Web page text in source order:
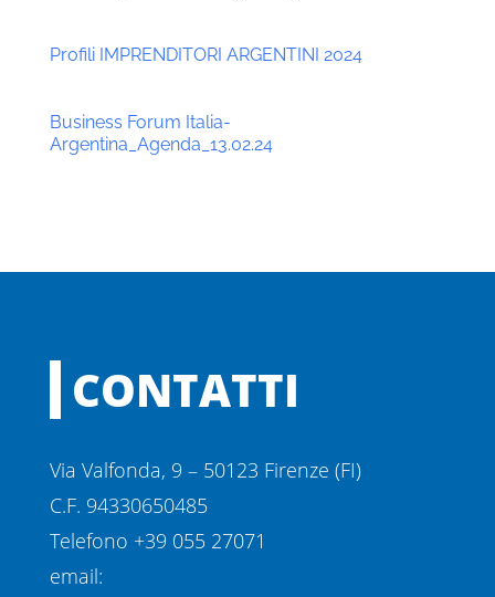
Profili IMPRENDITORI ARGENTINI 2024
Business Forum Italia-
Argentina_Agenda_13.02.24
CONTATTI
Via Valfonda, 9 – 50123 Firenze (FI)
C.F. 94330650485
Telefono +39 055 27071
email: